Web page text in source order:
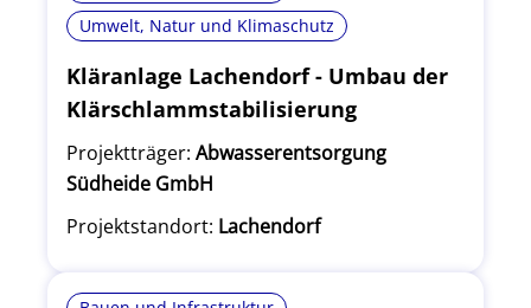
Umwelt, Natur und Klimaschutz
Kläranlage Lachendorf - Umbau der
Klärschlammstabilisierung
Projektträger: Abwasserentsorgung
Südheide GmbH
Projektstandort: Lachendorf